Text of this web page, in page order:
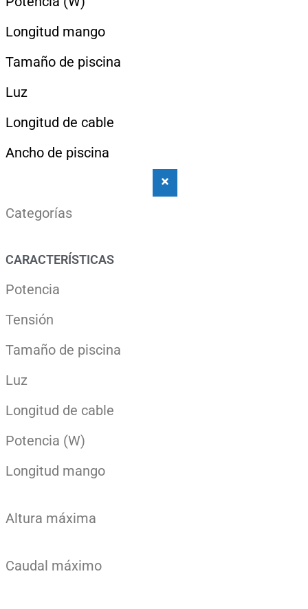
Longitud mango
Tamaño de piscina
Luz
Longitud de cable
Ancho de piscina
Categorías
CARACTERÍSTICAS
Potencia
Tensión
Tamaño de piscina
Luz
Longitud de cable
Potencia (W)
Longitud mango
Altura máxima
Caudal máximo